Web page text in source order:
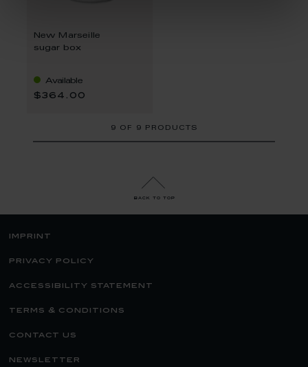
New Marseille
sugar box
Available
$364.00
9 OF 9 PRODUCTS
back to top
imprint
privacy policy
accessibility statement
terms & conditions
contact us
newsletter